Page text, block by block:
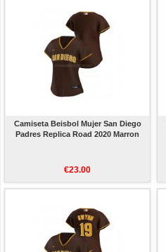
Camiseta Beisbol Mujer San Diego
Padres Replica Road 2020 Marron
€23.00